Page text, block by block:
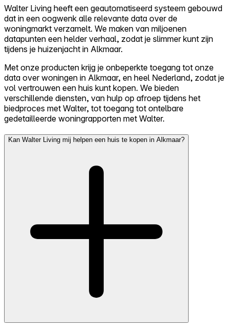
Walter Living heeft een geautomatiseerd systeem gebouwd
dat in een oogwenk alle relevante data over de
woningmarkt verzamelt. We maken van miljoenen
datapunten een helder verhaal, zodat je slimmer kunt zijn
tijdens je huizenjacht in Alkmaar.
Met onze producten krijg je onbeperkte toegang tot onze
data over woningen in Alkmaar, en heel Nederland, zodat je
vol vertrouwen een huis kunt kopen. We bieden
verschillende diensten, van hulp op afroep tijdens het
biedproces met Walter, tot toegang tot ontelbare
gedetailleerde woningrapporten met Walter.
Kan Walter Living mij helpen een huis te kopen in Alkmaar?